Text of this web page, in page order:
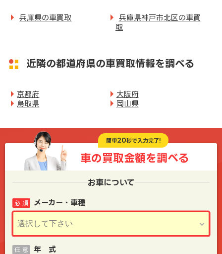
兵庫県の車買取
兵庫県神戸市北区の車買
取
近隣の都道府県の車買取情報を調べる
京都府
大阪府
鳥取県
岡山県
簡単20秒で入力完了!
車の買取金額を調べる
お車について
メーカー・車種
必 須
年 式
任 意